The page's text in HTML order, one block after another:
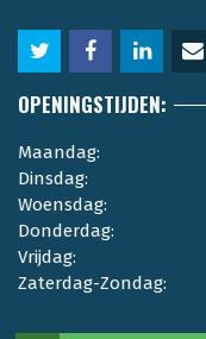
OPENINGSTIJDEN:
Maandag:
Dinsdag:
Woensdag:
Donderdag:
Vrijdag:
Zaterdag-Zondag: